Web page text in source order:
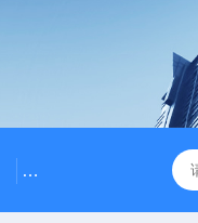
600*600 600*1200